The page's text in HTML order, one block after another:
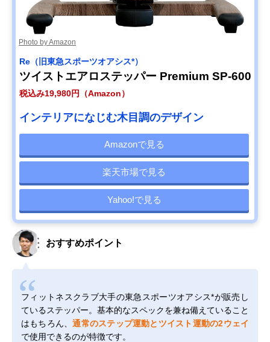
Photo by Amazon
Re（旧東急スポーツオアシス*）
ツイストエアロステッパー Premium SP-600
税込み19,980円（Amazon）
インテリアになじむ木目調のデザイン
Amazonで見る
楽天市場で見る
Yahoo!で見る
おすすめポイント
フィットネスクラブ大手の東急スポーツオアシス*が販売し
ているステッパー。基本的なスペックを兼ね備えていること
はもちろん、通常のステップ運動とツイスト運動の2ウェイ
で使用できるのが特徴です。